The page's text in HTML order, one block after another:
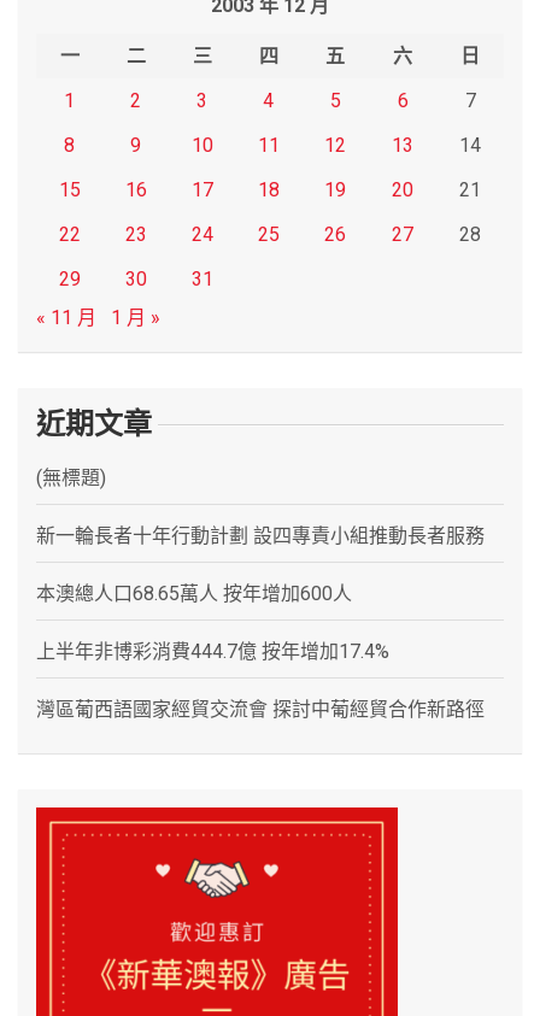
2003 年 12 月
一 二 三 四 五 六
日
1
2 3 4 5 6
7
8
9 10 11 12 13
14
15
16 17 18 19 20
21
22
23 24 25 26 27
28
29
30
31
« 11 月
1 月 »
近期文章
(無標題)
新一輪長者十年行動計劃 設四專責小組推動長者服務
本澳總人口68.65萬人 按年增加600人
上半年非博彩消費444.7億 按年增加17.4%
灣區葡西語國家經貿交流會 探討中葡經貿合作新路徑